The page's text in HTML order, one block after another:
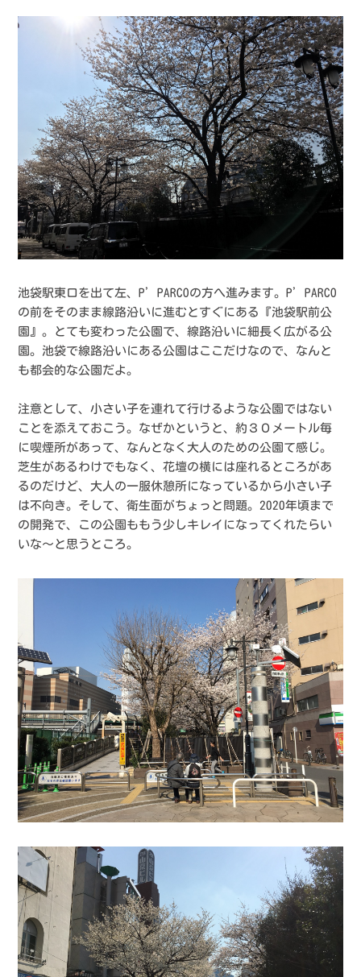
池袋駅東口を出て左、P’PARCOの方へ進みます。P’PARCO
の前をそのまま線路沿いに進むとすぐにある『池袋駅前公
園』。とても変わった公園で、線路沿いに細長く広がる公
園。池袋で線路沿いにある公園はここだけなので、なんと
も都会的な公園だよ。
注意として、小さい子を連れて行けるような公園ではない
ことを添えておこう。なぜかというと、約３０メートル毎
に喫煙所があって、なんとなく大人のための公園て感じ。
芝生があるわけでもなく、花壇の横には座れるところがあ
るのだけど、大人の一服休憩所になっているから小さい子
は不向き。そして、衛生面がちょっと問題。2020年頃まで
の開発で、この公園ももう少しキレイになってくれたらい
いな〜と思うところ。